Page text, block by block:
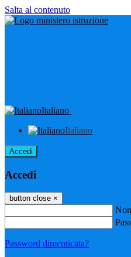
Salta al contenuto
Italiano
Italiano
Accedi
Accedi
button close ×
Password dimenticata?